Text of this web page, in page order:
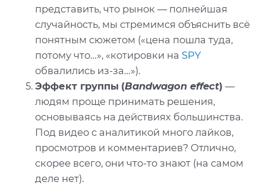
представить, что рынок — полнейшая
случайность, мы стремимся объяснить всё
понятным сюжетом («цена пошла туда,
потому что…», «котировки на SPY
обвалились из-за…»).
Эффект группы (Bandwagon effect) —
людям проще принимать решения,
основываясь на действиях большинства.
Под видео с аналитикой много лайков,
просмотров и комментариев? Отлично,
скорее всего, они что-то знают (на самом
деле нет).